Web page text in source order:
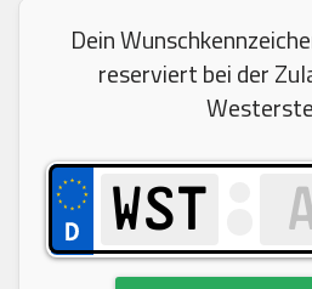
Dein
reserviert bei der